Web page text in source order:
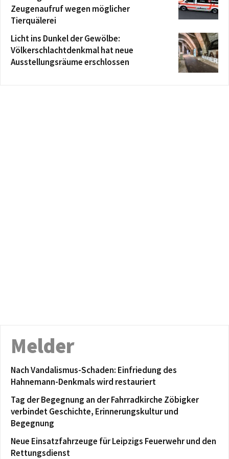
Zeugenaufruf wegen möglicher
Tierquälerei
Licht ins Dunkel der Gewölbe:
Völkerschlachtdenkmal hat neue
Ausstellungsräume erschlossen
Melder
Nach Vandalismus-Schaden: Einfriedung des
Hahnemann-Denkmals wird restauriert
Tag der Begegnung an der Fahrradkirche Zöbigker
verbindet Geschichte, Erinnerungskultur und
Begegnung
Neue Einsatzfahrzeuge für Leipzigs Feuerwehr und den
Rettungsdienst